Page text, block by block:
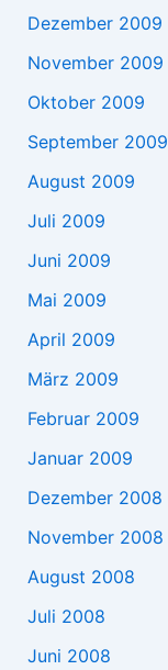
Dezember 2009
November 2009
Oktober 2009
September 2009
August 2009
Juli 2009
Juni 2009
Mai 2009
April 2009
März 2009
Februar 2009
Januar 2009
Dezember 2008
November 2008
August 2008
Juli 2008
Juni 2008